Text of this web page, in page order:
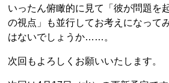
いったん俯瞰的に見て「彼が問題を
の視点」も並行してお考えになって
はないでしょうか……。
次回もよろしくお願いいたします。